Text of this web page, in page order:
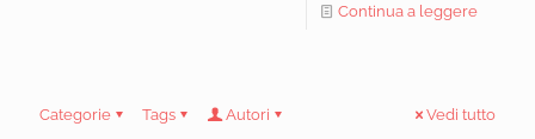
Continua a leggere
Categorie Tags Autori Vedi tutto